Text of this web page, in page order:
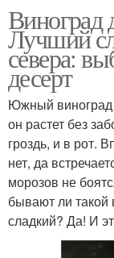
Виноград
Лучший
севера:
десерт
Южный виноград
он растет без
гроздь, и в рот.
нет, да
морозов не
бывают ли такой
сладкий? Да! И